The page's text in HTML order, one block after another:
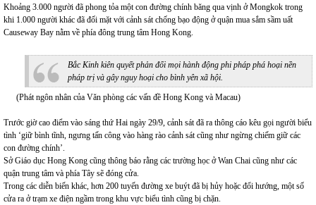
Khoảng 3.000 người đã phong tỏa một con đường chính băng qua vịnh ở Mongkok trong
khi 1.000 người khác đã đối mặt với cảnh sát chống bạo động ở quận mua sắm sầm uất
Causeway Bay nằm về phía đông trung tâm Hong Kong.
Bắc Kinh kiên quyết phản đối mọi hành động phi pháp phá hoại nền
pháp trị và gây nguy hoại cho bình yên xã hội.
(Phát ngôn nhân của Văn phòng các vấn đề Hong Kong và Macau)
Trước giờ cao điểm vào sáng thứ Hai ngày 29/9, cảnh sát đã ra thông cáo kêu gọi người biểu
tình ‘giữ bình tĩnh, ngưng tấn công vào hàng rào cảnh sát cũng như ngừng chiếm giữ các
con đường chính’.
Sở Giáo dục Hong Kong cũng thông báo rằng các trường học ở Wan Chai cũng như các
quận trung tâm và phía Tây sẽ đóng cửa.
Trong các diễn biến khác, hơn 200 tuyến đường xe buýt đã bị hủy hoặc đổi hướng, một số
cửa ra ở trạm xe điện ngầm trong khu vực biểu tình cũng bị chặn.